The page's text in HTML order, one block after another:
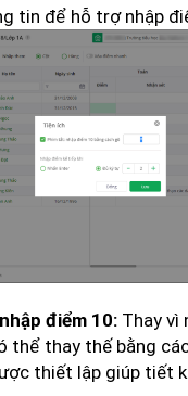
tin để hỗ trợ nhập
điểm 10: Thay vì
thể thay thế bằng
thiết lập giúp tiết